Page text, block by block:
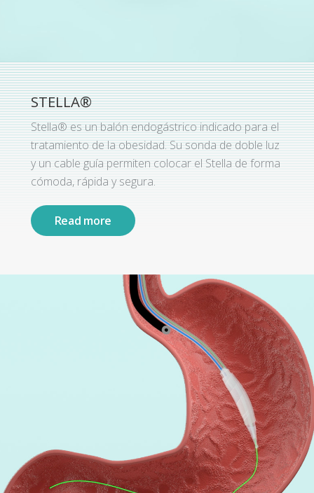
STELLA®
Stella® es un balón endogástrico indicado para el
tratamiento de la obesidad. Su sonda de doble luz
y un cable guía permiten colocar el Stella de forma
cómoda, rápida y segura.
Read more